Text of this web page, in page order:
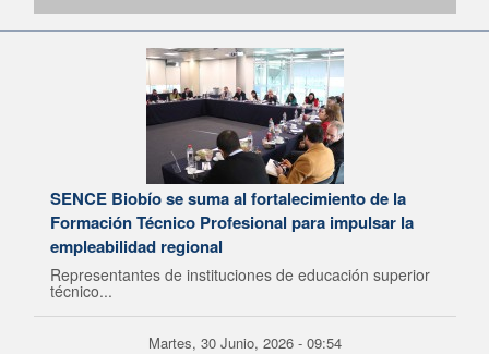
SENCE Biobío se suma al fortalecimiento de la
Formación Técnico Profesional para impulsar la
empleabilidad regional
Representantes de instituciones de educación superior
técnico...
Martes, 30 Junio, 2026 - 09:54